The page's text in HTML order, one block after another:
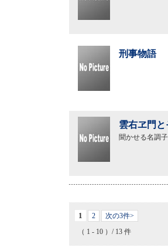
刑事物語
雲右ヱ門と
聞かせる名調
1 2
次の3件>
（ 1 - 10 ）/ 13 件